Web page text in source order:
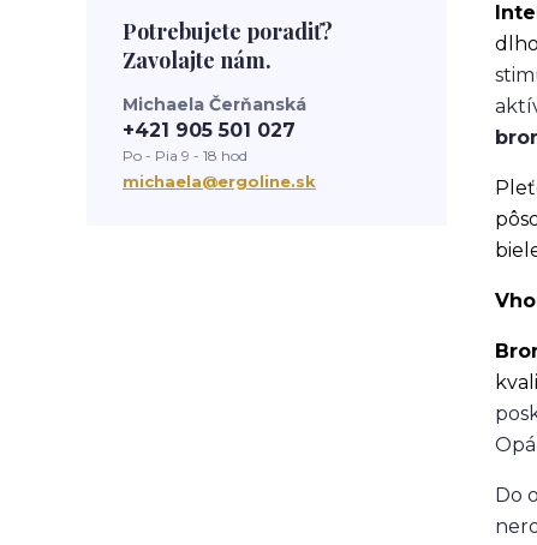
tanning
UV trubice
novinky
devoted creations
rýchle opálenie
Potrebujete poradiť?
Zavolajte nám.
Michaela Čerňanská
+421 905 501 027
Po - Pia 9 - 18 hod
michaela@ergoline.sk
Do